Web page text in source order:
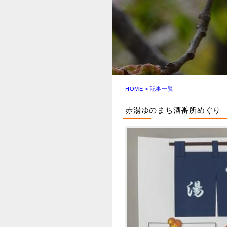
HOME > 記事一覧
赤湯ゆのまち酒番所めぐり